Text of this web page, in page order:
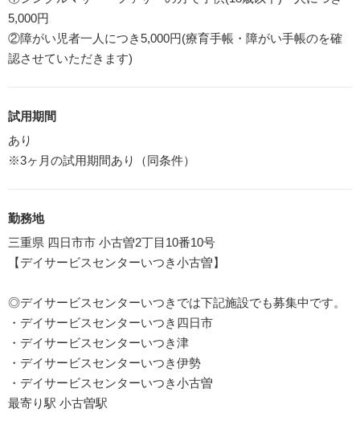
5,000円
②障がい児者一人につき5,000円(療育手帳・障がい手帳のを確
認させていただきます)
試用期間
あり
※3ヶ月の試用期間あり（同条件）
勤務地
三重県 四日市市 小古曽2丁目10番10号
【デイサービスセンターいつき小古曽】
◎デイサービスセンターいつきでは下記施設でも募集中です。
・デイサービスセンターいつき四日市
・デイサービスセンターいつき津
・デイサービスセンターいつき伊勢
・デイサービスセンターいつき小古曽
最寄り駅 小古曽駅